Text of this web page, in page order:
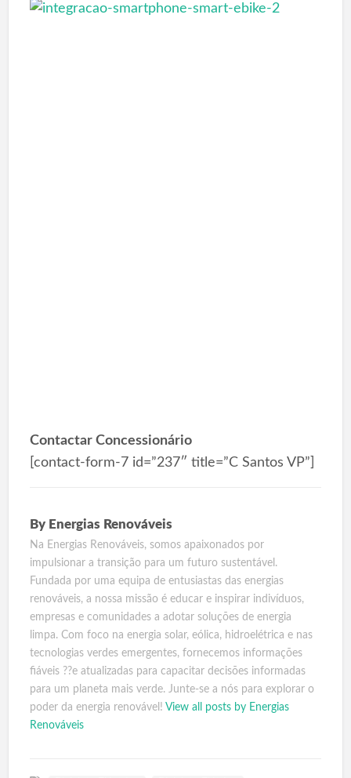
Contactar Concessionário
[contact-form-7 id=”237″ title=”C Santos VP”]
By Energias Renováveis
Na Energias Renováveis, somos apaixonados por
impulsionar a transição para um futuro sustentável.
Fundada por uma equipa de entusiastas das energias
renováveis, a nossa missão é educar e inspirar indivíduos,
empresas e comunidades a adotar soluções de energia
limpa. Com foco na energia solar, eólica, hidroelétrica e nas
tecnologias verdes emergentes, fornecemos informações
fiáveis ??e atualizadas para capacitar decisões informadas
para um planeta mais verde. Junte-se a nós para explorar o
poder da energia renovável! View all posts by Energias
Renováveis